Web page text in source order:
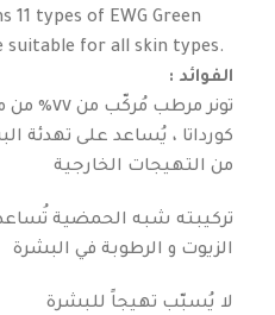
types of EWG Green
suitable for all skin types.
: الفوائد
تونر
كورداتا ، يُساعد على تهدئة
من التهيجات الخارجية
تركيبته شبه الحمضية
الزيوت و الرطوبة في البشرة
لا يُسبّب تهيجاً للبشرة